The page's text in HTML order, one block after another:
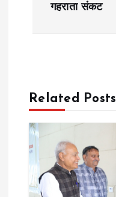
a
v
g
गहराता संकट
Related Posts